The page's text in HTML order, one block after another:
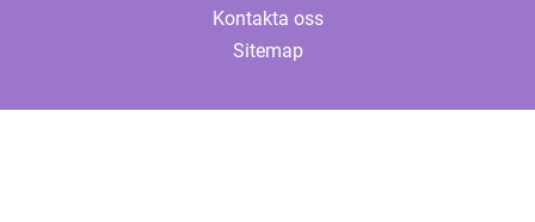
Kontakta oss
Sitemap